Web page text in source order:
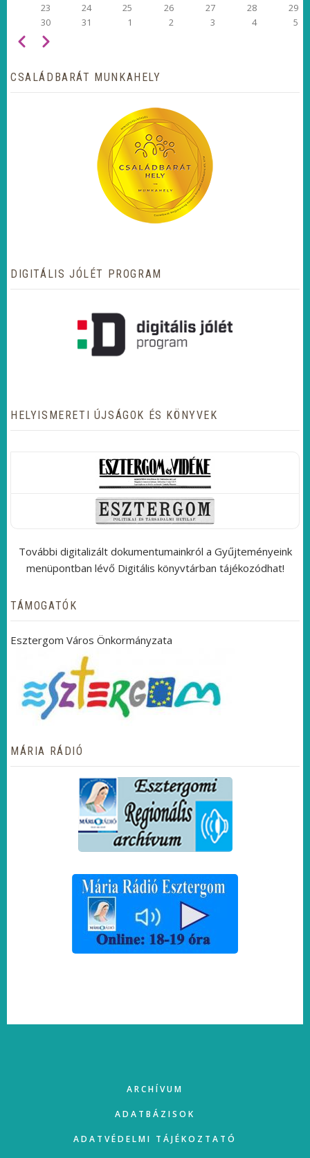
23
24 25 26 27 28
29
30
31 1 2 3 4 5
OLDALSZÁMOZÁS
Előző Következő
CSALÁDBARÁT MUNKAHELY
DIGITÁLIS JÓLÉT PROGRAM
HELYISMERETI ÚJSÁGOK ÉS KÖNYVEK
További digitalizált dokumentumainkról a Gyűjteményeink
menüpontban lévő Digitális könyvtárban tájékozódhat!
TÁMOGATÓK
Esztergom Város Önkormányzata
MÁRIA RÁDIÓ
ARCHÍVUM
ADATBÁZISOK
ADATVÉDELMI TÁJÉKOZTATÓ